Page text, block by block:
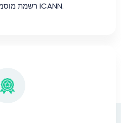
Domain – רשמת מוסמכת ICANN.